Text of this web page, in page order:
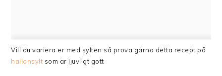
Vill du variera er med sylten så prova gärna detta recept på
hallonsylt som är ljuvligt gott